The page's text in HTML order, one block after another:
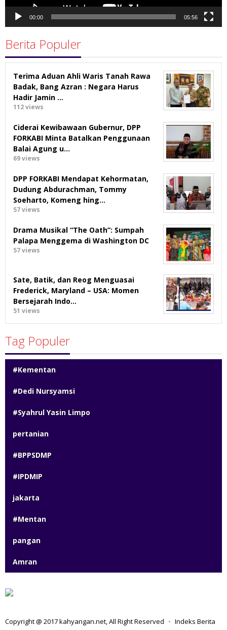
00:00 05:56
Berita Populer
Terima Aduan Ahli Waris Tanah Rawa
Badak, Bang Azran : Negara Harus
Hadir Jamin …
112 views
Ciderai Kewibawaan Gubernur, DPP
FORKABI Minta Batalkan Penggunaan
Balai Agung u…
69 views
DPP FORKABI Mendapat Kehormatan,
Dudung Abdurachman, Tommy
Soeharto, Komeng hing…
57 views
Drama Musikal “The Oath”: Sumpah
Palapa Menggema di Washington DC
57 views
Sate, Batik, dan Reog Menguasai
Frederick, Maryland – USA: Momen
Bersejarah Indo…
51 views
Tag Populer
#Kementan
#Dedi Nursyamsi
#Syahrul Yasin Limpo
pertanian
#BPPSDMP
#IPDMIP
jakarta
#Mentan
pangan
Amran
Copyright @ 2017 kahyangan.net, All Right Reserved Indeks Berita